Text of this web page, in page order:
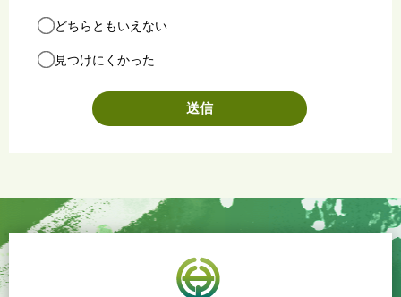
どちらともいえない
見つけにくかった